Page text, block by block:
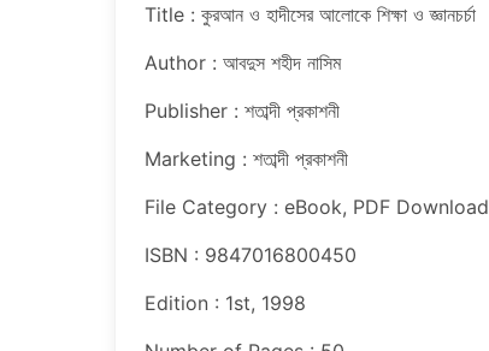
Title : কুরআন ও হাদীসের আলোকে শিক্ষা ও জ্ঞানচর্চা
Author : আবদুস শহীদ নাসিম
Publisher : শতাব্দী প্রকাশনী
Marketing : শতাব্দী প্রকাশনী
File Category : eBook, PDF Download
ISBN : 9847016800450
Edition : 1st, 1998